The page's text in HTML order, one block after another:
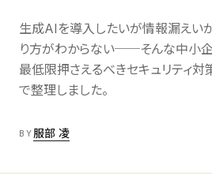
06Labs AI/DX解説
07About 会社情報
生成AIを導入したいが情報漏えい
り方がわからない──そんな中小企
最低限押さえるべきセキュリティ
で整理しました。
BY 服部 凌